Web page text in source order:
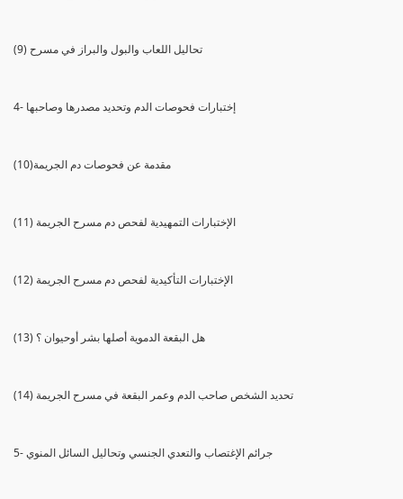
(9) تحاليل اللعاب والبول والبراز في مسرح
4- إختبارات فحوصات الدم وتحديد مصدرها وصاحبها
(10)مقدمة عن فحوصات دم الجريمة
(11) الإختبارات التمهيدية لفحص دم مسرح الجريمة
(12) الإختبارات التأكيدية لفحص دم مسرح الجريمة
(13) هل البقعة الدموية أصلها بشر أوحيوان ؟
(14) تحديد الشخص صاحب الدم وعمر البقعة في مسرح الجريمة
5- جرائم الإغتصاب والتعدي الجنسي وتحاليل السائل المنوي